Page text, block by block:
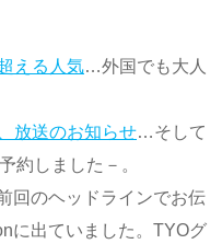
える人気…外国でも大人
放送のお知らせ…そして
約しました－。
回のヘッドラインでお伝
に出ていました。TYOグ